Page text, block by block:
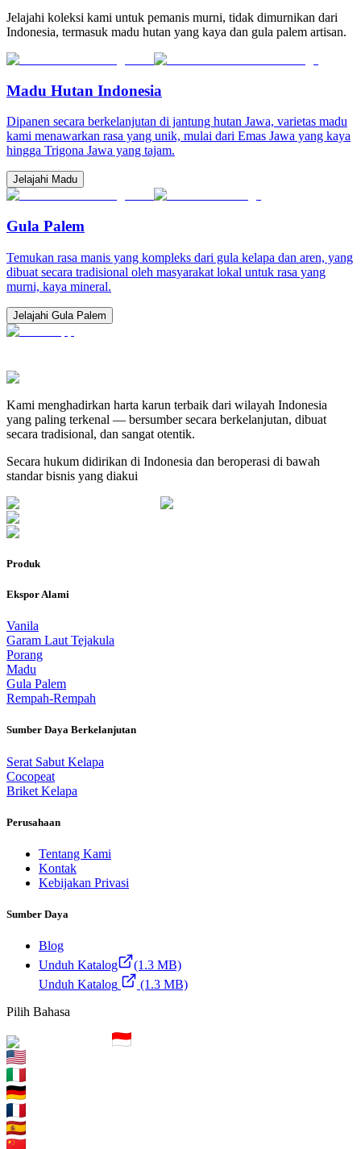
Jelajahi koleksi kami untuk pemanis murni, tidak dimurnikan dari
Indonesia, termasuk madu hutan yang kaya dan gula palem artisan.
Madu Hutan Indonesia
Dipanen secara berkelanjutan di jantung hutan Jawa, varietas madu
kami menawarkan rasa yang unik, mulai dari Emas Jawa yang kaya
hingga Trigona Jawa yang tajam.
Jelajahi Madu
Gula Palem
Temukan rasa manis yang kompleks dari gula kelapa dan aren, yang
dibuat secara tradisional oleh masyarakat lokal untuk rasa yang
murni, kaya mineral.
Jelajahi Gula Palem
Kami menghadirkan harta karun terbaik dari wilayah Indonesia
yang paling terkenal — bersumber secara berkelanjutan, dibuat
secara tradisional, dan sangat otentik.
Secara hukum didirikan di Indonesia dan beroperasi di bawah
standar bisnis yang diakui
Produk
Ekspor Alami
Vanila
Garam Laut Tejakula
Porang
Madu
Gula Palem
Rempah-Rempah
Sumber Daya Berkelanjutan
Serat Sabut Kelapa
Cocopeat
Briket Kelapa
Perusahaan
Tentang Kami
Kontak
Kebijakan Privasi
Sumber Daya
Blog
Unduh Katalog
(1.3 MB)
Unduh Katalog
(1.3 MB)
Pilih Bahasa